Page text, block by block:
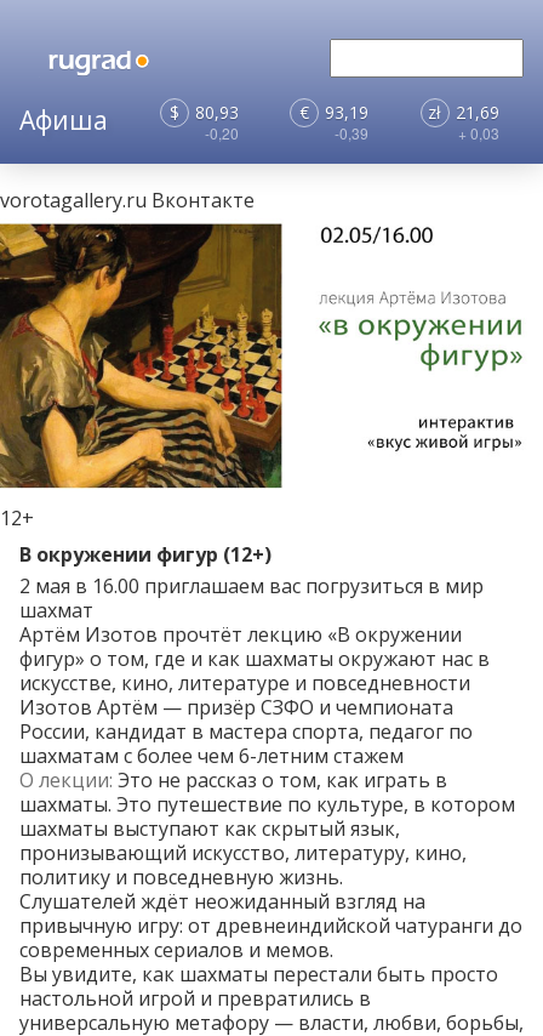
$ 80,93
-0,20
€ 93,19
-0,39
zł 21,69
+ 0,03
В окружении фигур (12+)
12+
vorotagallery.ru Вконтакте
2 мая в 16.00 приглашаем вас погрузиться в мир
шахмат
Артём Изотов прочтёт лекцию «В окружении
фигур» о том, где и как шахматы окружают нас в
искусстве, кино, литературе и повседневности
Изотов Артём — призёр СЗФО и чемпионата
России, кандидат в мастера спорта, педагог по
шахматам с более чем 6-летним стажем
О лекции: Это не рассказ о том, как играть в
шахматы. Это путешествие по культуре, в котором
шахматы выступают как скрытый язык,
пронизывающий искусство, литературу, кино,
политику и повседневную жизнь.
Слушателей ждёт неожиданный взгляд на
привычную игру: от древнеиндийской чатуранги до
современных сериалов и мемов.
Вы увидите, как шахматы перестали быть просто
настольной игрой и превратились в
универсальную метафору — власти, любви, борьбы,